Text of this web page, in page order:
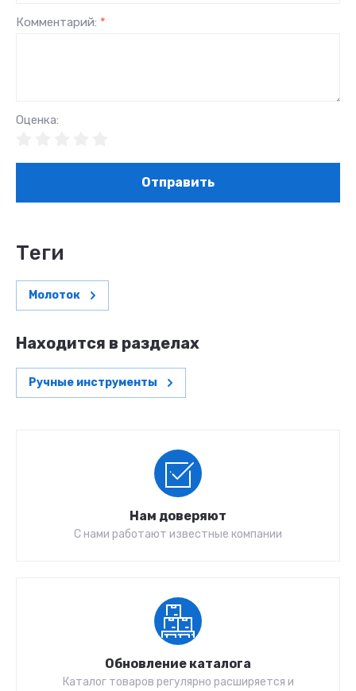
Комментарий: *
Оценка:
Отправить
теги
Молоток
Находится в разделах
Ручные инструменты
Нам доверяют
С нами работают известные компании
Обновление каталога
Каталог товаров регулярно расширяется и